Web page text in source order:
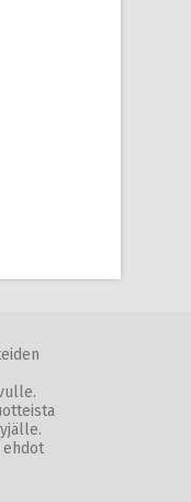
ehdot